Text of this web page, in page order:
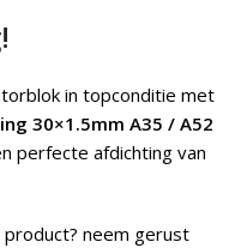
in topconditie met
30×1.5mm A35 / A52
perfecte afdichting van
neem gerust